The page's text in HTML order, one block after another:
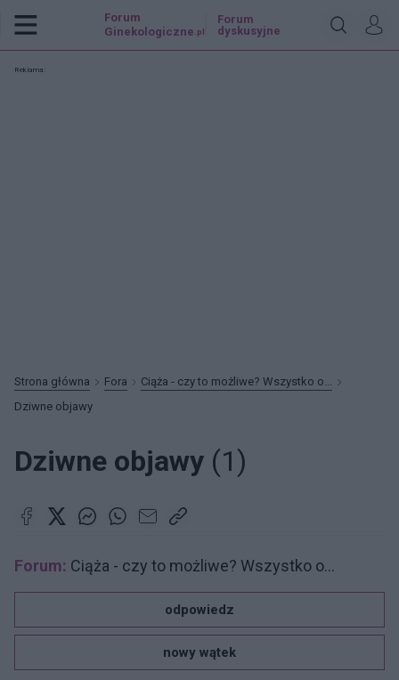
Forum
Ginekologiczne .pl
Forum
dyskusyjne
Reklama:
Strona główna Fora
Ciąża - czy to możliwe? Wszystko o...
Dziwne objawy
Dziwne objawy (1)
Forum: Ciąża - czy to możliwe? Wszystko o...
odpowiedz
nowy wątek